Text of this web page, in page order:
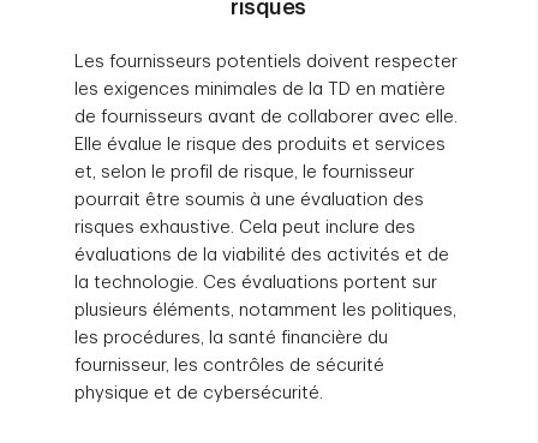
risques
Les fournisseurs potentiels doivent respecter
les exigences minimales de la TD en matière
de fournisseurs avant de collaborer avec elle.
Elle évalue le risque des produits et services
et, selon le profil de risque, le fournisseur
pourrait être soumis à une évaluation des
risques exhaustive. Cela peut inclure des
évaluations de la viabilité des activités et de
la technologie. Ces évaluations portent sur
plusieurs éléments, notamment les politiques,
les procédures, la santé financière du
fournisseur, les contrôles de sécurité
physique et de cybersécurité.